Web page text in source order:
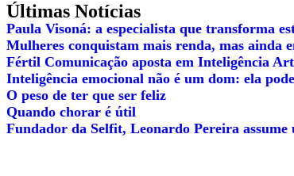
Últimas Notícias
Paula Visoná: a especialista que transforma
Mulheres conquistam mais renda, mas ainda
Fértil Comunicação aposta em Inteligência
Inteligência emocional não é um dom: ela
O peso de ter que ser feliz
Quando chorar é útil
Fundador da Selfit, Leonardo Pereira assume